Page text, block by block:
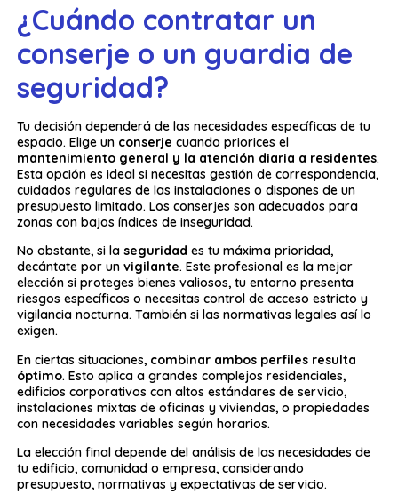
¿Cuándo contratar un
conserje o un guardia de
seguridad?
Tu decisión dependerá de las necesidades específicas de tu
espacio. Elige unconserje cuando priorices el
mantenimiento general y la atención diaria a residentes.
Esta opción es ideal si necesitas gestión de correspondencia,
cuidados regulares de las instalaciones o dispones de un
presupuesto limitado. Los conserjes son adecuados para
zonas con bajos índices de inseguridad.
No obstante, si laseguridad es tu máxima prioridad,
decántate por unvigilante. Este profesional es la mejor
elección si proteges bienes valiosos, tu entorno presenta
riesgos específicos o necesitas control de acceso estricto y
vigilancia nocturna. También si las normativas legales así lo
exigen.
En ciertas situaciones,combinar ambos perfiles resulta
óptimo. Esto aplica a grandes complejos residenciales,
edificios corporativos con altos estándares de servicio,
instalaciones mixtas de oficinas y viviendas, o propiedades
con necesidades variables según horarios.
La elección final depende del análisis de las necesidades de
tu edificio, comunidad o empresa, considerando
presupuesto, normativas y expectativas de servicio.